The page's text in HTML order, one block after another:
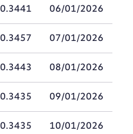
06/01/2026
0.3441
07/01/2026
0.3457
08/01/2026
0.3443
09/01/2026
0.3435
10/01/2026
0.3435